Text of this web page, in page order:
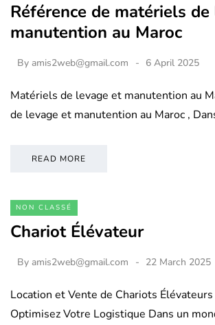
Référence de matériels
manutention au Maroc
By amis2web@gmail.com 6 April 2025
Matériels de levage et manutention au
de levage et manutention au Maroc ,
READ MORE
NON CLASSÉ
Chariot Élévateur
By amis2web@gmail.com 22 March 2025
Location et Vente de Chariots Élévateurs
Optimisez Votre Logistique Dans un